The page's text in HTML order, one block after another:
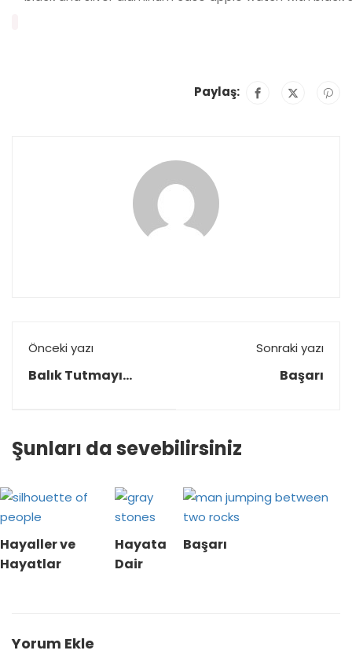
Paylaş:
Önceki yazı
Balık Tutmayı
Sonraki yazı
Başarı
Şunları da sevebilirsiniz
Hayaller ve
Hayatlar
Hayata
Dair
Başarı
Yorum Ekle